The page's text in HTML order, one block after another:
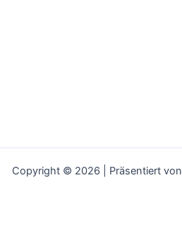
Copyright © 2026 | Präsentiert von